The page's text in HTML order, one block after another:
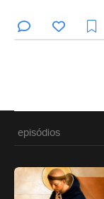
episódios